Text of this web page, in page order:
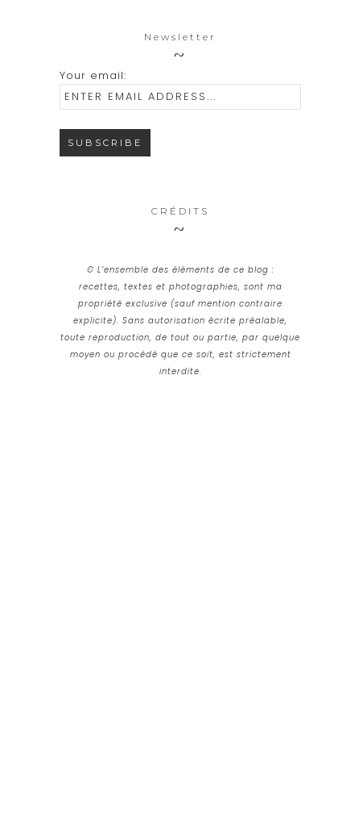
Newsletter
Your email:
CRÉDITS
© L’ensemble des éléments de ce blog :
recettes, textes et photographies, sont ma
propriété exclusive (sauf mention contraire
explicite). Sans autorisation écrite préalable,
toute reproduction, de tout ou partie, par quelque
moyen ou procédé que ce soit, est strictement
interdite.